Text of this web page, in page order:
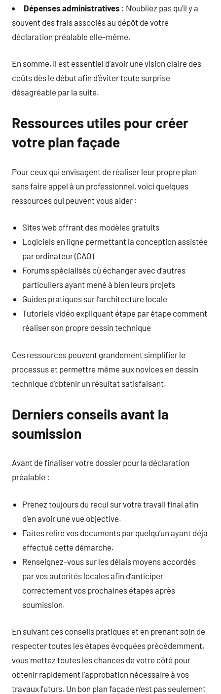
Dépenses administratives : N’oubliez pas qu’il y a
souvent des frais associés au dépôt de votre
déclaration préalable elle-même.
En somme, il est essentiel d’avoir une vision claire des
coûts dès le début afin d’éviter toute surprise
désagréable par la suite.
Ressources utiles pour créer
votre plan façade
Pour ceux qui envisagent de réaliser leur propre plan
sans faire appel à un professionnel, voici quelques
ressources qui peuvent vous aider :
Sites web offrant des modèles gratuits
Logiciels en ligne permettant la conception assistée
par ordinateur (CAO)
Forums spécialisés où échanger avec d’autres
particuliers ayant mené à bien leurs projets
Guides pratiques sur l’architecture locale
Tutoriels vidéo expliquant étape par étape comment
réaliser son propre dessin technique
Ces ressources peuvent grandement simplifier le
processus et permettre même aux novices en dessin
technique d’obtenir un résultat satisfaisant.
Derniers conseils avant la
soumission
Avant de finaliser votre dossier pour la déclaration
préalable :
Prenez toujours du recul sur votre travail final afin
d’en avoir une vue objective.
Faites relire vos documents par quelqu’un ayant déjà
effectué cette démarche.
Renseignez-vous sur les délais moyens accordés
par vos autorités locales afin d’anticiper
correctement vos prochaines étapes après
soumission.
En suivant ces conseils pratiques et en prenant soin de
respecter toutes les étapes évoquées précédemment,
vous mettez toutes les chances de votre côté pour
obtenir rapidement l’approbation nécessaire à vos
travaux futurs. Un bon plan façade n’est pas seulement